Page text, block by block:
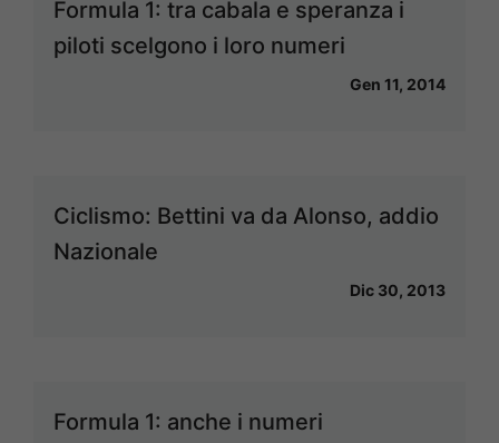
Formula 1: tra cabala e speranza i
piloti scelgono i loro numeri
Gen 11, 2014
Ciclismo: Bettini va da Alonso, addio
Nazionale
Dic 30, 2013
Formula 1: anche i numeri